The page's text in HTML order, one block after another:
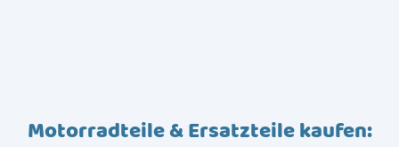
Motorradteile & Ersatzteile kaufen: